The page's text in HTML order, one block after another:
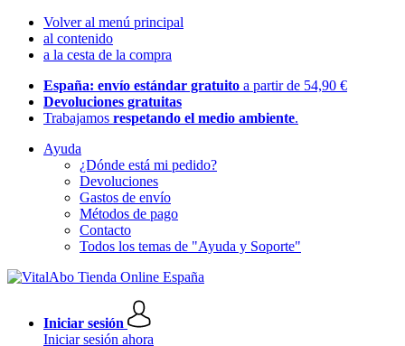
Volver al menú principal
al contenido
a la cesta de la compra
España: envío estándar gratuito a partir de 54,90 €
Devoluciones gratuitas
Trabajamos respetando el medio ambiente.
Ayuda
¿Dónde está mi pedido?
Devoluciones
Gastos de envío
Métodos de pago
Contacto
Todos los temas de "Ayuda y Soporte"
Iniciar sesión
Iniciar sesión ahora